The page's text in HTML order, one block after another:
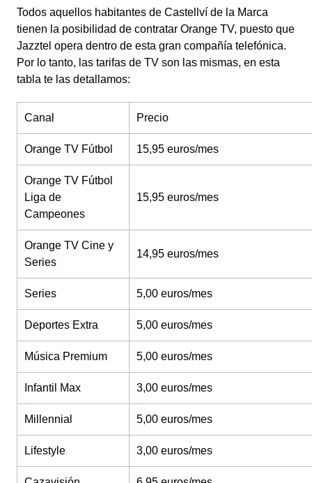
Todos aquellos habitantes de Castellví de la Marca
tienen la posibilidad de contratar Orange TV, puesto que
Jazztel opera dentro de esta gran compañía telefónica.
Por lo tanto, las tarifas de TV son las mismas, en esta
tabla te las detallamos:
Canal Precio
Orange TV Fútbol 15,95 euros/mes
Orange TV Fútbol
Liga de
Campeones
15,95 euros/mes
Orange TV Cine y
Series
14,95 euros/mes
Series 5,00 euros/mes
Deportes Extra 5,00 euros/mes
Música Premium 5,00 euros/mes
Infantil Max 3,00 euros/mes
Millennial 5,00 euros/mes
Lifestyle 3,00 euros/mes